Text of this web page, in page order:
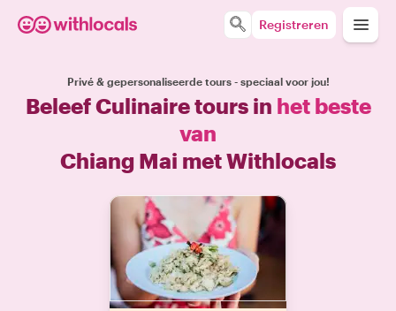
Registreren
Privé & gepersonaliseerde tours - speciaal voor jou!
Beleef Culinaire tours in het beste
van
Chiang Mai met Withlocals